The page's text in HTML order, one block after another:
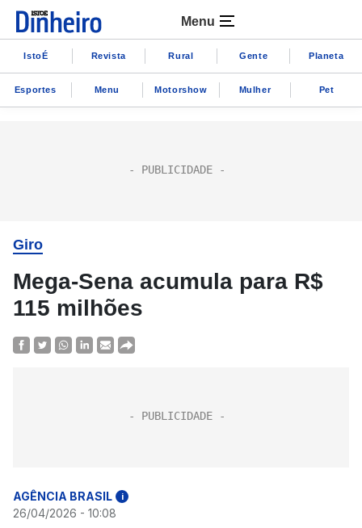
Menu
IstoÉ Revista Rural Gente Planeta
Esportes Menu Motorshow Mulher Pet
Giro
Mega-Sena acumula para R$
115 milhões
AGÊNCIA BRASIL i
26/04/2026 - 10:08